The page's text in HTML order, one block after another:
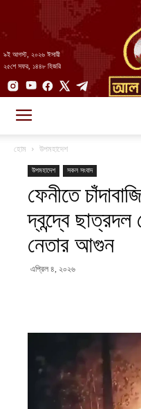
৯ই আগস্ট, ২০২৬ ঈসায়ী
২৫শে সফর, ১৪৪৮ হিজরি
হোম উপমহাদেশ
উপমহাদেশ সকল সংবাদ
ফেনীতে
দ্বন্দ্বে
নেতার আগুন
এপ্রিল ৪, ২০২৬